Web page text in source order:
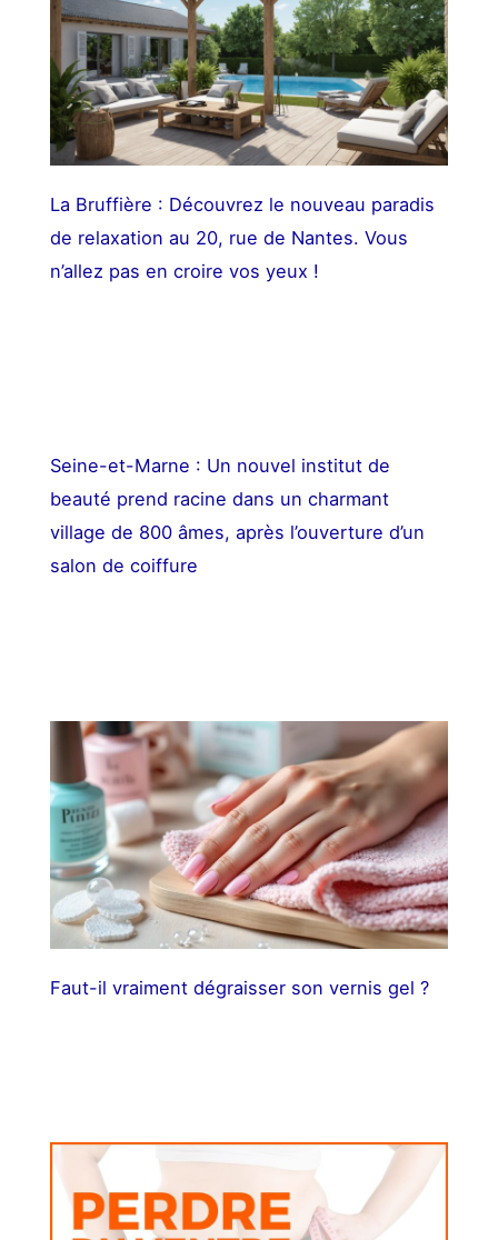
La Bruffière : Découvrez le nouveau paradis
de relaxation au 20, rue de Nantes. Vous
n’allez pas en croire vos yeux !
Seine-et-Marne : Un nouvel institut de
beauté prend racine dans un charmant
village de 800 âmes, après l’ouverture d’un
salon de coiffure
Faut-il vraiment dégraisser son vernis gel ?